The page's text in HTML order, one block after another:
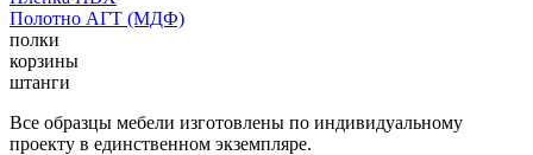
Полотно АГТ (МДФ)
полки
корзины
штанги
Все образцы мебели изготовлены по индивидуальному
проекту в единственном экземпляре.